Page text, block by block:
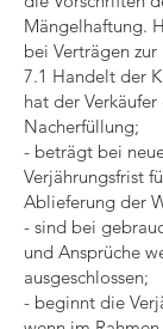
Mängelhaftung.
bei Verträgen
7.1 Handelt der
hat der
Nacherfüllung;
- beträgt bei
Verjährungsfrist
Ablieferung der
- sind bei
und Ansprüche
ausgeschlossen;
- beginnt die